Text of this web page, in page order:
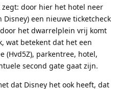
zegt: door hier het hotel neer
een nieuwe ticketcheck
het dwarrelplein vrij komt
wat betekent dat het een
(Hvd5Z), parkentree, hotel,
second gate gaat zijn.
dat Disney het ook heeft, dat